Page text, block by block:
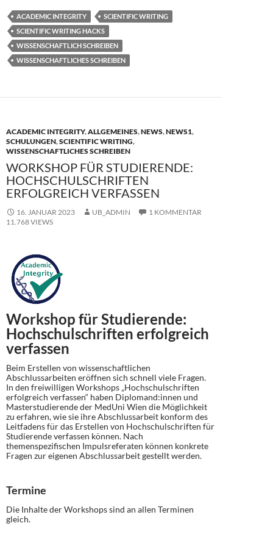
e
b
o
o
to
d
o
n
ail le
n
ACADEMIC INTEGRITY
SCIENTIFIC WRITING
SCIENTIFIC WRITING HACKS
WISSENSCHAFTLICH SCHREIBEN
WISSENSCHAFTLICHES SCHREIBEN
ACADEMIC INTEGRITY,ALLGEMEINES,NEWS,NEWS1,
SCHULUNGEN,SCIENTIFIC WRITING,
WISSENSCHAFTLICHES SCHREIBEN
WORKSHOP FÜR STUDIERENDE:
HOCHSCHULSCHRIFTEN
ERFOLGREICH VERFASSEN
16. JANUAR 2023 UB_ADMIN
1 KOMMENTAR
11.768 VIEWS
Workshop für Studierende:
Hochschulschriften erfolgreich
verfassen
Beim Erstellen von wissenschaftlichen
Abschlussarbeiten eröffnen sich schnell viele Fragen.
In den freiwilligen Workshops „Hochschulschriften
erfolgreich verfassen“ haben Diplomand:innen und
Masterstudierende der MedUni Wien die Möglichkeit
zu erfahren, wie sie ihre Abschlussarbeit konform des
Leitfadens für das Erstellen von Hochschulschriften für
Studierende verfassen können. Nach
themenspezifischen Impulsreferaten können konkrete
Fragen zur eigenen Abschlussarbeit gestellt werden.
Termine
Die Inhalte der Workshops sind an allen Terminen
gleich.